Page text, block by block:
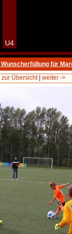
U4
Wunscherfüllung für
zur Übersicht| weiter ->